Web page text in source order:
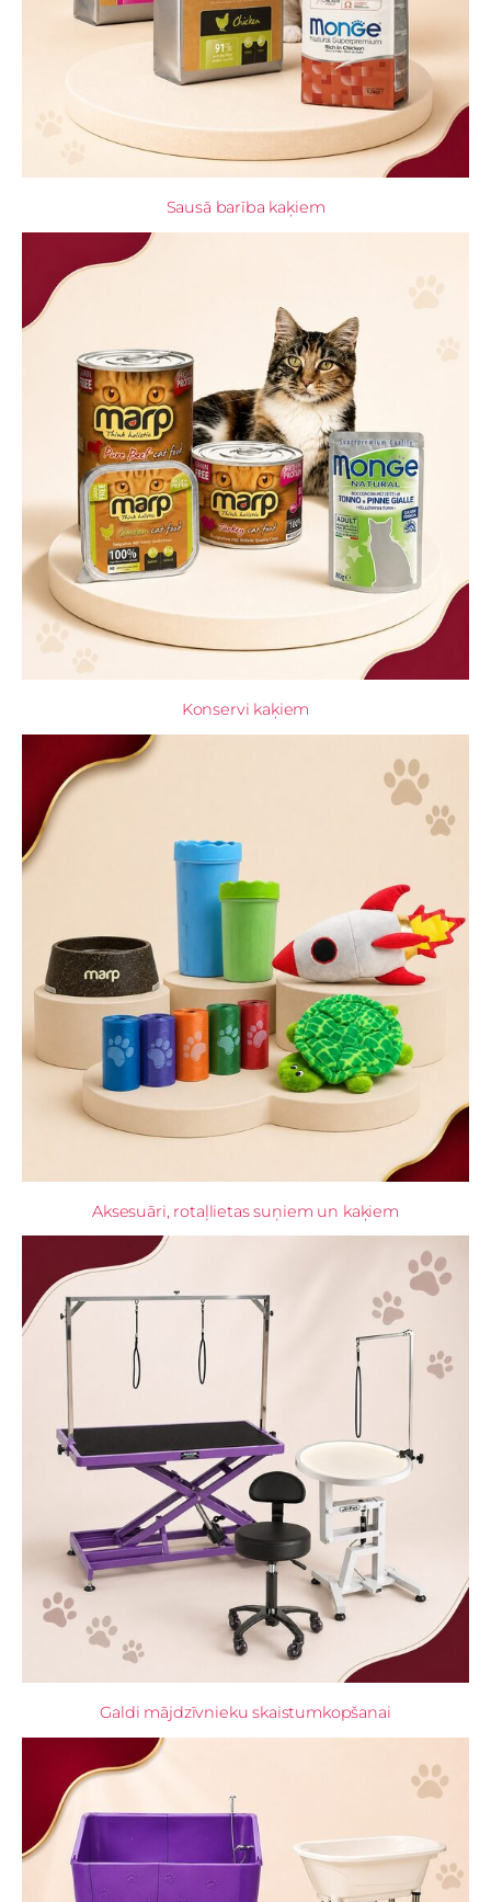
Sausā barība kaķiem
Konservi kaķiem
Aksesuāri, rotaļlietas suņiem un kaķiem
Galdi mājdzīvnieku skaistumkopšanai